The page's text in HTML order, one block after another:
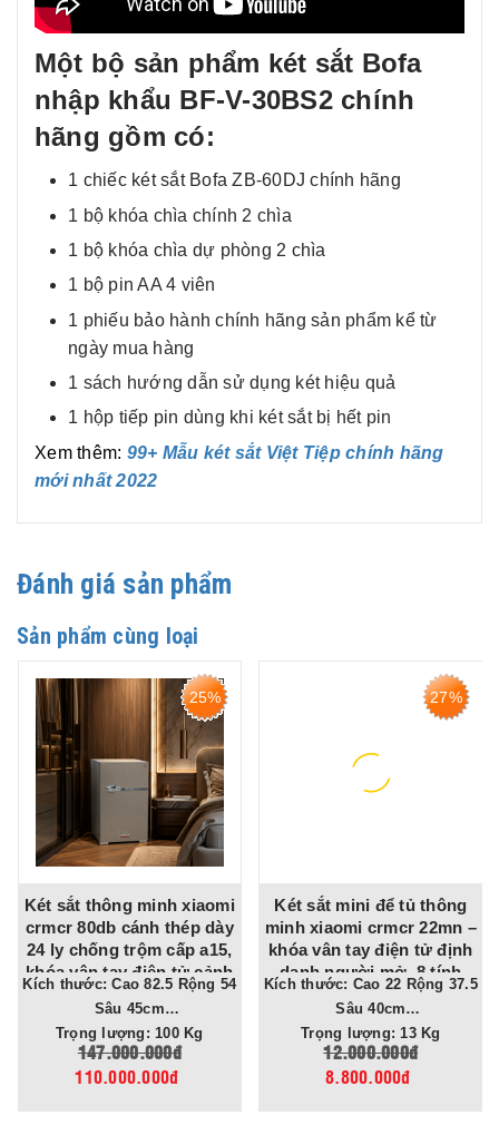
Một bộ sản phẩm két sắt Bofa
nhập khẩu BF-V-30BS2 chính
hãng gồm có:
1 chiếc két sắt Bofa ZB-60DJ chính hãng
1 bộ khóa chìa chính 2 chìa
1 bộ khóa chìa dự phòng 2 chìa
1 bộ pin AA 4 viên
1 phiếu bảo hành chính hãng sản phẩm kể từ
ngày mua hàng
1 sách hướng dẫn sử dụng két hiệu quả
1 hộp tiếp pin dùng khi két sắt bị hết pin
Xem thêm: 99+ Mẫu két sắt Việt Tiệp chính hãng
mới nhất 2022
Đánh giá sản phẩm
Sản phẩm cùng loại
25%
Két sắt thông minh xiaomi
crmcr 80db cánh thép dày
24 ly chống trộm cấp a15,
khóa vân tay điện tử cảnh
báo điện thoại
Kích thước: Cao 82.5 Rộng 54
Sâu 45cm
Trọng lượng: 100 Kg
147.000.000đ
110.000.000đ
27%
Két sắt mini để tủ thông
minh xiaomi crmcr 22mn –
khóa vân tay điện tử định
danh người mở, 8 tính
năng cảnh báo điện thoại
Kích thước: Cao 22 Rộng 37.5
Sâu 40cm
Trọng lượng: 13 Kg
12.000.000đ
8.800.000đ